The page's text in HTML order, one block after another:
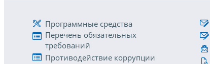
Программные средства
Перечень обязательных
требований
Противодействие коррупции